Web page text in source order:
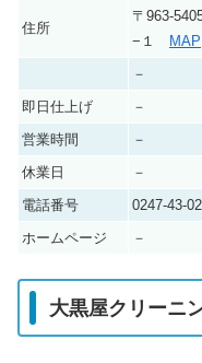
住所
〒963-
−１
MAP
－
即日仕上げ
－
営業時間
－
休業日
－
電話番号
0247-43-
ホームページ
－
大黒屋クリーニ